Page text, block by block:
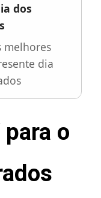
dos
melhores
dia
para o